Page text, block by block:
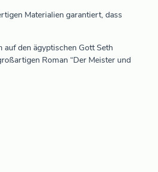
Materialien garantiert, dass
auf den ägyptischen Gott Seth
Roman “Der Meister und